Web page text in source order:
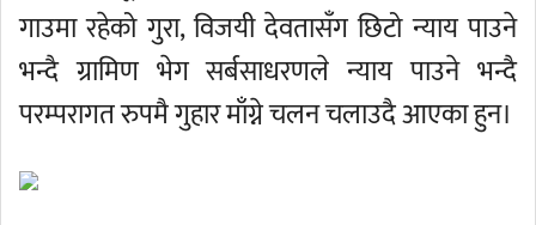
गाउमा रहेको गुरा, विजयी देवतासँग छिटो न्याय पाउने
भन्दै ग्रामिण भेग सर्बसाधरणले न्याय पाउने भन्दै
परम्परागत रुपमै गुहार माँग्ने चलन चलाउदै आएका हुन।